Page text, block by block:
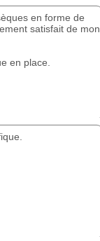
en forme de
satisfait de mon
en place.